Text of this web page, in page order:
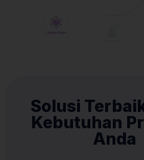
Solusi
Kebutuhan
Anda